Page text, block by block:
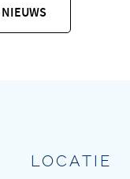
LOCATIE